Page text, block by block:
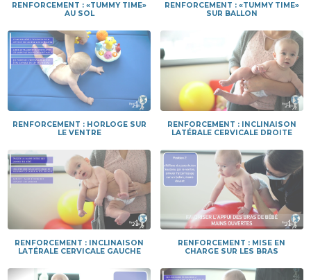
RENFORCEMENT : «TUMMY TIME»
AU SOL
RENFORCEMENT : «TUMMY TIME»
SUR BALLON
RENFORCEMENT : HORLOGE SUR
LE VENTRE
RENFORCEMENT : INCLINAISON
LATÉRALE CERVICALE DROITE
RENFORCEMENT : INCLINAISON
LATÉRALE CERVICALE GAUCHE
RENFORCEMENT : MISE EN
CHARGE SUR LES BRAS